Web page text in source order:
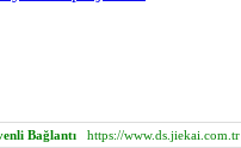
Bağlantı https://www.ds.jiekai.com.tr